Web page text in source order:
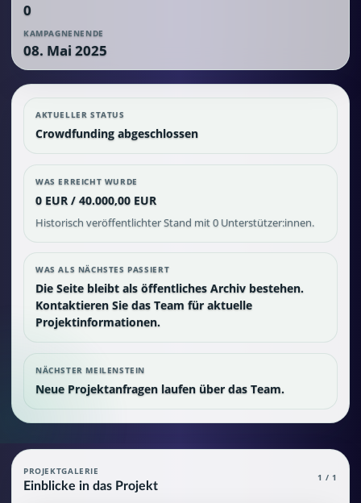
0
KAMPAGNENENDE
08. Mai 2025
AKTUELLER STATUS
Crowdfunding abgeschlossen
WAS ERREICHT WURDE
0 EUR / 40.000,00 EUR
Historisch veröffentlichter Stand mit 0 Unterstützer:innen.
WAS ALS NÄCHSTES PASSIERT
Die Seite bleibt als öffentliches Archiv bestehen.
Kontaktieren Sie das Team für aktuelle
Projektinformationen.
NÄCHSTER MEILENSTEIN
Neue Projektanfragen laufen über das Team.
Aviation: Weltraumtechnik (Space
Aviation Agent (MCP), die grundlegendes und spezielles Wissen
PROJEKTGALERIE
Einblicke in das Projekt 1 / 1